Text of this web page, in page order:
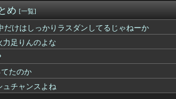
1勝 重賞2着7回
良いよね
の予想に対する逆張りしてくる事は...
？？？？？
か
にしてんの？？？
め [一覧]
だけはしっかりラスダンしてるじゃねーか
力足りんのよな
てたのか
ュチャンスよね